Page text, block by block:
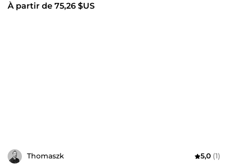
À partir de 75,26 $US
Thomaszk 5,0 (1)